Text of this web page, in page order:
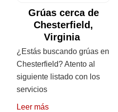
Grúas cerca de
Chesterfield,
Virginia
¿Estás buscando grúas en
Chesterfield? Atento al
siguiente listado con los
servicios
Leer más